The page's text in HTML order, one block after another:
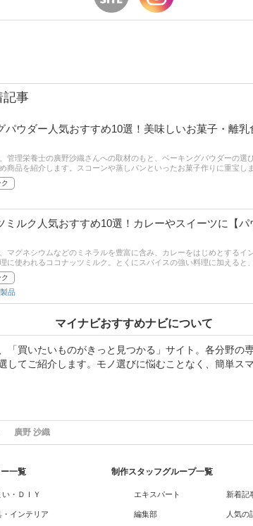
記事
パウダー人気おすすめ10選！美味しいお菓子・離乳
管理栄養士の廣野沙織さんへの取材のもと、ベーキングパウダーの選
商品を紹介します。スコーンや蒸しパンといったお菓子作りに重宝し
イプや、米粉を使ったタイプなど種類はさまざま。人気の商品を厳選
比較一覧表や通販サイトの最新人気ランキングもあるので、売れ筋や
ミルク人気おすすめ10選！カレーやスイーツに【パ
マグネシウムなどのミネラルを豊富に含み、カレーをはじめとするイ
に使われるココナッツミルク。とくにスパイスの強い料理に加えると
業務スーパーなど、身近な店舗でも購入でき、通販でもおいしいココ
管理栄養士の廣野沙織さんへの取材をもとに、ココナッツミルクの選
ンキングもあるので、売れ筋や口コミをチェックしてみてください。
品
マイナビおすすめナビについて
「買いたいものがきっと見つかる」サイト。各分野の
してご紹介します。モノ選びに悩むことなく、簡単ス
廣野 沙織
一覧
い・ＤＩＹ
・インテリア
制作スタッフグループ一覧
エキスパート
編集部
新着記
人気の